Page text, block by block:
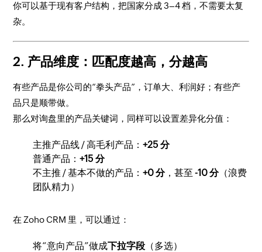
你可以基于现有客户结构，把国家分成 3–4 档，不需要太复
杂。
2. 产品维度：匹配度越高，分越高
有些产品是你公司的“拳头产品”，订单大、利润好；有些产
品只是顺带做。
那么对询盘里的产品关键词，同样可以设置差异化分值：
主推产品线 / 高毛利产品：+25 分
普通产品：+15 分
不主推 / 基本不做的产品：+0 分，甚至-10 分（浪费
团队精力）
在 Zoho CRM 里，可以通过：
将“意向产品”做成下拉字段 （多选）